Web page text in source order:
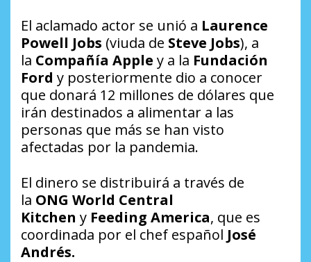
El aclamado actor se unió a Laurence
Powell Jobs (viuda de Steve Jobs), a
la Compañía Apple y a la Fundación
Ford y posteriormente dio a conocer
que donará 12 millones de dólares que
irán destinados a alimentar a las
personas que más se han visto
afectadas por la pandemia.
El dinero se distribuirá a través de
la ONG World Central
Kitchen y Feeding America, que es
coordinada por el chef español José
Andrés.